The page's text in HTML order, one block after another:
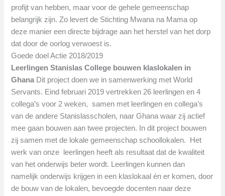
profijt van hebben, maar voor de gehele gemeenschap
belangrijk zijn. Zo levert de Stichting Mwana na Mama op
deze manier een directe bijdrage aan het herstel van het dorp
dat door de oorlog verwoest is.
Goede doel Actie 2018/2019
Leerlingen Stanislas College bouwen klaslokalen in
Ghana Dit project doen we in samenwerking met World
Servants. Eind februari 2019 vertrekken 26 leerlingen en 4
collega’s voor 2 weken, samen met leerlingen en collega’s
van de andere Stanislasscholen, naar Ghana waar zij actief
mee gaan bouwen aan twee projecten. In dit project bouwen
zij samen met de lokale gemeenschap schoollokalen. Het
werk van onze leerlingen heeft als resultaat dat de kwaliteit
van het onderwijs beter wordt. Leerlingen kunnen dan
namelijk onderwijs krijgen in een klaslokaal én er komen, door
de bouw van de lokalen, bevoegde docenten naar deze